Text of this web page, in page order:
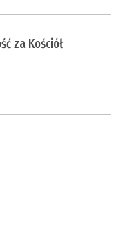
za Kościół